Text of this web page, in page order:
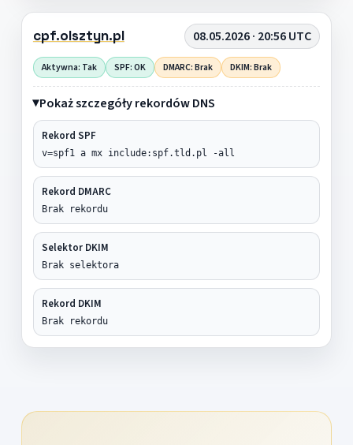
cpf.olsztyn.pl 08.05.2026 · 20:56 UTC
Aktywna: Tak SPF: OK DMARC: Brak DKIM: Brak
Pokaż szczegóły rekordów DNS
Rekord SPF
v=spf1 a mx include:spf.tld.pl -all
Rekord DMARC
Brak rekordu
Selektor DKIM
Brak selektora
Rekord DKIM
Brak rekordu